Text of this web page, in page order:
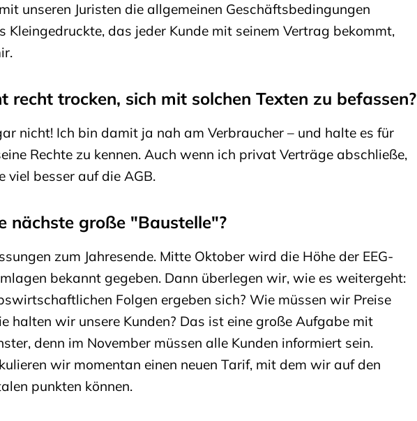
unseren Juristen die allgemeinen Geschäftsbedingungen
Kleingedruckte, das jeder Kunde mit seinem Vertrag bekommt,
recht trocken, sich mit solchen Texten zu befassen?
nicht! Ich bin damit ja nah am Verbraucher – und halte es für
Rechte zu kennen. Auch wenn ich privat Verträge abschließe,
viel besser auf die AGB.
nächste große "Baustelle"?
zum Jahresende. Mitte Oktober wird die Höhe der EEG-
bekannt gegeben. Dann überlegen wir, wie es weitergeht:
Folgen ergeben sich? Wie müssen wir Preise
halten wir unsere Kunden? Das ist eine große Aufgabe mit
denn im November müssen alle Kunden informiert sein.
wir momentan einen neuen Tarif, mit dem wir auf den
punkten können.